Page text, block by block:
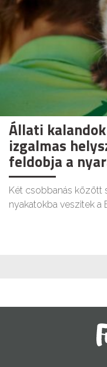
Állati
izgalmas
feldobja a
Két csobbanás között
nyakatokba veszitek a